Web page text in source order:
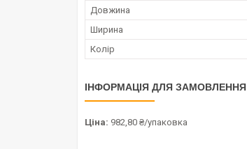
Довжина
Ширина
Колір
ІНФОРМАЦІЯ ДЛЯ ЗАМОВЛЕННЯ
Ціна: 982,80 ₴/упаковка